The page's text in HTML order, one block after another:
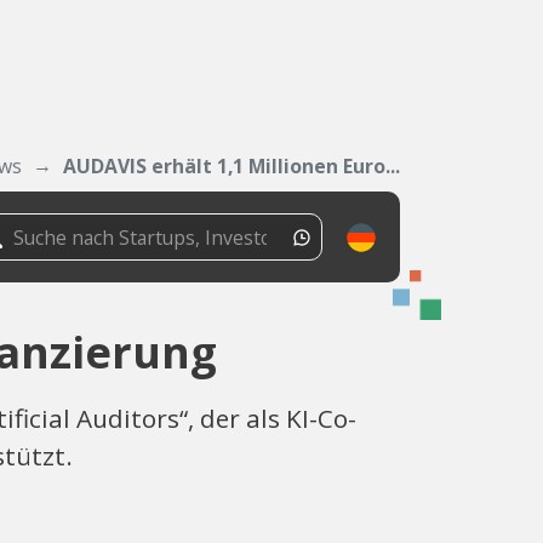
AUDAVIS erhält 1,1 Millionen Euro...
Auditors“, der als KI-Co-